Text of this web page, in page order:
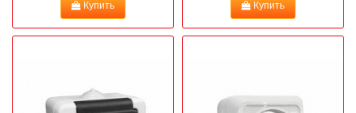
Купить Купить